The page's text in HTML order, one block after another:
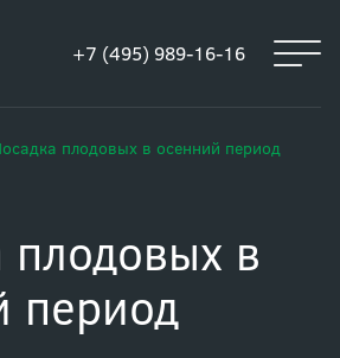
+7 (495) 989-16-16
плодовых в осенний период
плодовых в
период